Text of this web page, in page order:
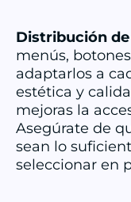
Distribución
menús,
adaptarlos a
estética y
mejoras la
Asegúrate de
sean lo
seleccionar en